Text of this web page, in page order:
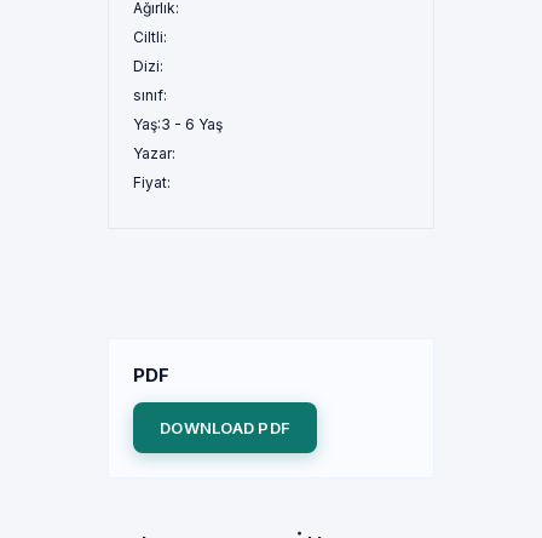
Ağırlık:
Ciltli:
Dizi:
sınıf:
Yaş:3 - 6 Yaş
Yazar:
Fiyat:
PDF
DOWNLOAD PDF